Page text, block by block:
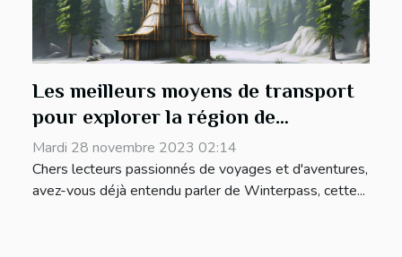
Les meilleurs moyens de transport
pour explorer la région de
Winterpass
Mardi 28 novembre 2023 02:14
Chers lecteurs passionnés de voyages et d'aventures,
avez-vous déjà entendu parler de Winterpass, cette...